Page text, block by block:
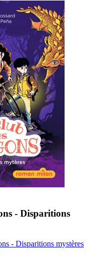
- Disparitions
- Disparitions mystères